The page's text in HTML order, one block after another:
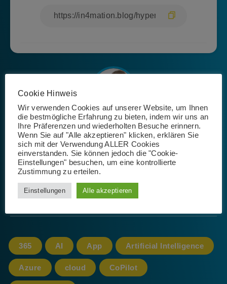
Josephin Riemer
365 AI App Artificial Intelligence
Azure cloud CoPilot
Cookie Hinweis
Wir verwenden Cookies auf unserer Website, um Ihnen
die bestmögliche Erfahrung zu bieten, indem wir uns an
Ihre Präferenzen und wiederholten Besuche erinnern.
Wenn Sie auf "Alle akzeptieren" klicken, erklären Sie
sich mit der Verwendung ALLER Cookies
einverstanden. Sie können jedoch die "Cookie-
Einstellungen" besuchen, um eine kontrollierte
Zustimmung zu erteilen.
Einstellungen Alle akzeptieren